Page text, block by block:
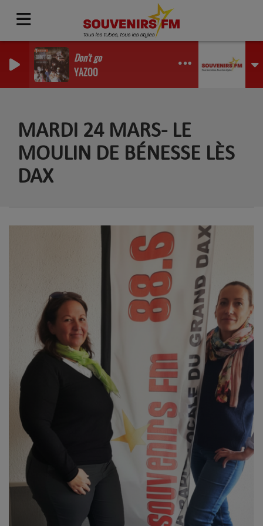
Don't go
YAZOO
MARDI 24 MARS- LE
MOULIN DE BÉNESSE LÈS
DAX